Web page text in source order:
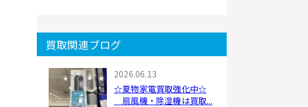
買取関連ブログ
2026.06.13
☆夏物家電買取強化中☆
扇風機・除湿機は買取...